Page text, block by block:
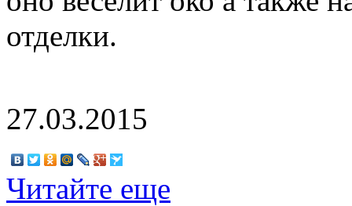
отделки.
27.03.2015
Читайте еще